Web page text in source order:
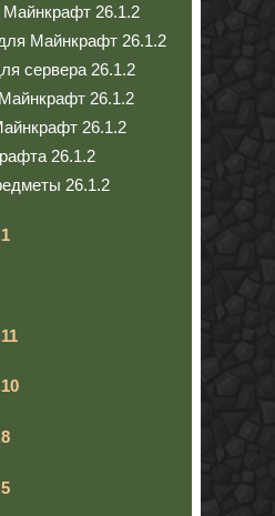
26.1.2
Майнкрафт 26.1.2
сервера 26.1.2
26.1.2
26.1.2
26.1.2
26.1.2